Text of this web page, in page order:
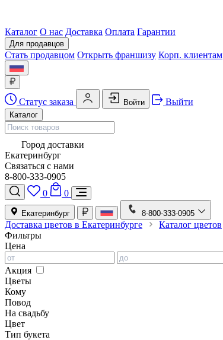
Каталог О нас Доставка Оплата Гарантии
Для продавцов
Стать продавцом Открыть франшизу Корп. клиентам
Статус заказа Войти Выйти
Каталог
Город доставки
Екатеринбург
Связаться с нами
8-800-333-0905
0
0
Екатеринбург 8-800-333-0905
Доставка цветов в Екатеринбурге Каталог цветов
Фильтры
Цена
Акция
Цветы
Кому
Повод
На свадьбу
Цвет
Тип букета